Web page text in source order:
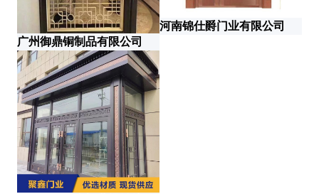
广州御鼎铜制品有限公司
河南锦仕爵门业有限公司